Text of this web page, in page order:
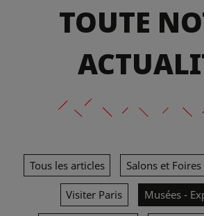
ACTUALITÉS PHOTOS
TOUTE
Tous les articles Salons et Foires
Visiter Paris Musées -